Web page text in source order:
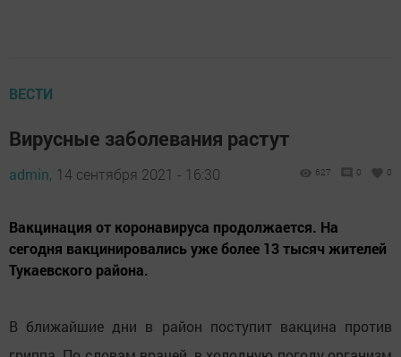
ВЕСТИ
Вирусные заболевания растут
admin, 14 сентября 2021 - 16:30 627 0 0
Вакцинация от коронавируса продолжается. На
сегодня вакцинировались уже более 13 тысяч жителей
Тукаевского района.
В ближайшие дни в район поступит вакцина против